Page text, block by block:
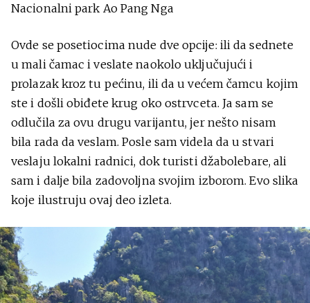
Nacionalni park Ao Pang Nga
Ovde se posetiocima nude dve opcije: ili da sednete
u mali čamac i veslate naokolo uključujući i
prolazak kroz tu pećinu, ili da u većem čamcu kojim
ste i došli obiđete krug oko ostrvceta. Ja sam se
odlučila za ovu drugu varijantu, jer nešto nisam
bila rada da veslam. Posle sam videla da u stvari
veslaju lokalni radnici, dok turisti džabolebare, ali
sam i dalje bila zadovoljna svojim izborom. Evo slika
koje ilustruju ovaj deo izleta.